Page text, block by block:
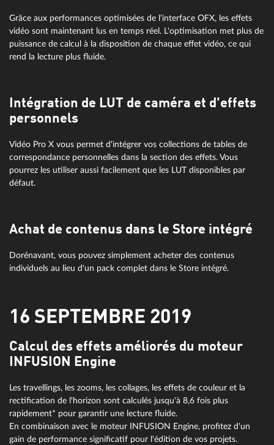
Grâce aux performances optimisées de l'interface OFX, les effets
vidéo sont maintenant lus en temps réel. L'optimisation met plus de
puissance de calcul à la disposition de chaque effet vidéo, ce qui
rend la lecture plus fluide.
Intégration de LUT de caméra et d'effets
personnels
Vidéo Pro X vous permet d'intégrer vos collections de tables de
correspondance personnelles dans la section des effets. Vous
pourrez les utiliser aussi facilement que les LUT disponibles par
défaut.
Achat de contenus dans le Store intégré
Dorénavant, vous pouvez simplement acheter des contenus
individuels au lieu d'un pack complet dans le Store intégré.
16 SEPTEMBRE 2019
Calcul des effets améliorés du moteur
INFUSION Engine
Les travellings, les zooms, les collages, les effets de couleur et la
rectification de l'horizon sont calculés jusqu'à 8,6 fois plus
rapidement* pour garantir une lecture fluide.
En combinaison avec le moteur INFUSION Engine, profitez d'un
gain de performance significatif pour l'édition de vos projets.